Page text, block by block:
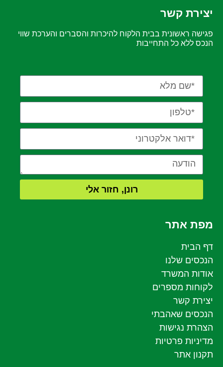
יצירת קשר
פגישה ראשונית בבית הלקוח להיכרות והסברים והערכת שווי
הנכס ללא כל התחייבות
רונן, חזור אלי
מפת אתר
דף הבית
הנכסים שלנו
אודות המשרד
לקוחות מספרים
יצירת קשר
הנכסים שאהבתי
הצהרת נגישות
מדיניות פרטיות
תקנון אתר